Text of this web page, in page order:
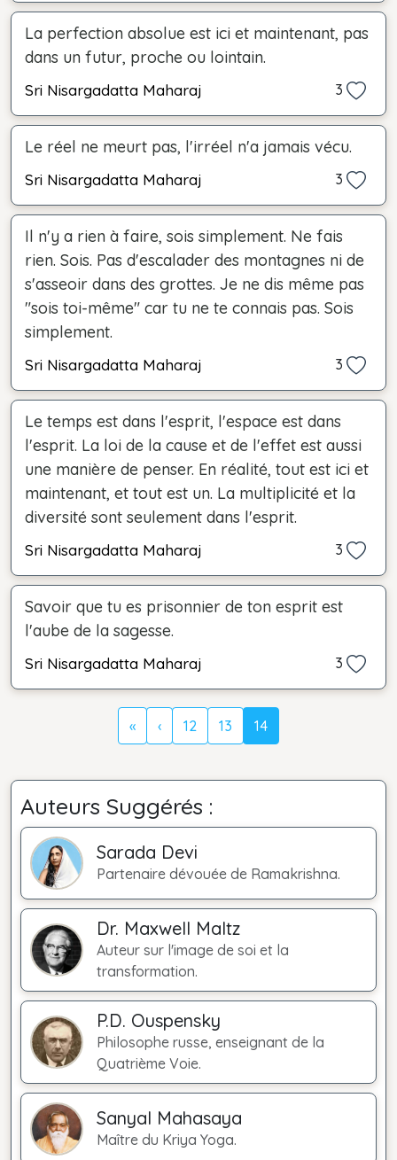
La perfection absolue est ici et maintenant, pas
dans un futur, proche ou lointain.
Sri Nisargadatta Maharaj 3
Le réel ne meurt pas, l'irréel n'a jamais vécu.
Sri Nisargadatta Maharaj 3
Il n'y a rien à faire, sois simplement. Ne fais
rien. Sois. Pas d'escalader des montagnes ni de
s'asseoir dans des grottes. Je ne dis même pas
"sois toi-même" car tu ne te connais pas. Sois
simplement.
Sri Nisargadatta Maharaj 3
Le temps est dans l'esprit, l'espace est dans
l'esprit. La loi de la cause et de l'effet est aussi
une manière de penser. En réalité, tout est ici et
maintenant, et tout est un. La multiplicité et la
diversité sont seulement dans l'esprit.
Sri Nisargadatta Maharaj 3
Savoir que tu es prisonnier de ton esprit est
l'aube de la sagesse.
Sri Nisargadatta Maharaj 3
« ‹ 12 13 14
Auteurs Suggérés :
Sarada Devi
Partenaire dévouée de Ramakrishna.
Dr. Maxwell Maltz
Auteur sur l'image de soi et la
transformation.
P.D. Ouspensky
Philosophe russe, enseignant de la
Quatrième Voie.
Sanyal Mahasaya
Maître du Kriya Yoga.